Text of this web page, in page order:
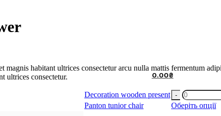
0.00₴
magnis habitant ultrices consectetur arcu nulla mattis fermentum
ultrices consectetur.
Decoration wooden present
Decoration
wooden
present
Panton tunior chair
Оберіть опції